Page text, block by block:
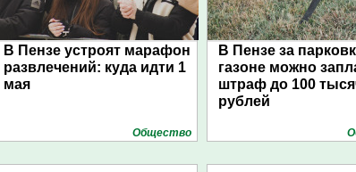
В Пензе устроят марафон
развлечений: куда идти 1
мая
Общество
В Пензе за
газоне можно
штраф до 100
рублей